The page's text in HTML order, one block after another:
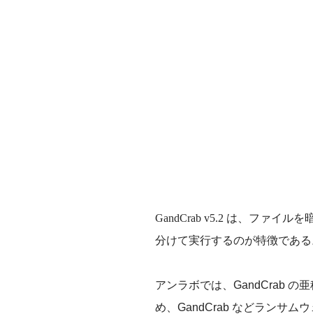
GandCrab v5.2 は、ファイルを
分けて実行するのが特徴であ
アンラボでは、 GandCrab の亜
め、 GandCrab などランサム